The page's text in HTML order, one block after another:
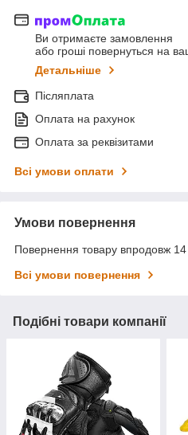
Ви отримаєте замовлення
або гроші повернуться на
Детальніше
Післяплата
Оплата на рахунок
Оплата за реквізитами
Всі умови оплати
Умови повернення
Повернення товару впродовж 14
Всі умови повернення
Подібні товари компанії